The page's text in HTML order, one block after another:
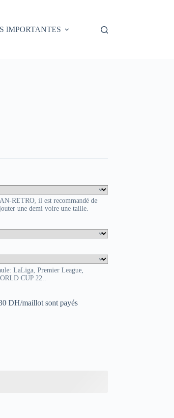
IMPORTANTES
RETRO, il est recommandé de
une demi voire une taille.
LaLiga, Premier League,
CUP 22..
DH/maillot sont payés